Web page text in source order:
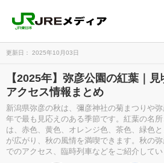
更新日： 2025年10月03日
【2025年】弥彦公園の紅葉｜
アクセス情報まとめ
新潟県弥彦の秋は、彌彦神社の菊まつりや
年で最も見応えのある季節です。紅葉の名
は、赤色、黄色、オレンジ色、茶色、緑色
が広がり、秋の風情を満喫できます。秋の
でのアクセス、臨時列車などをご紹介してい